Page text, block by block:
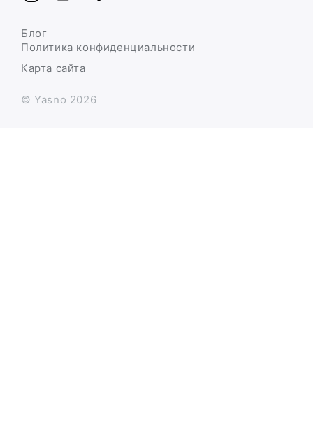
© Yasno 2026
Политика конфиденциальности
Карта сайта
Блог